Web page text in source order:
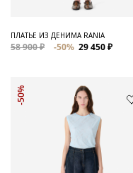
ПЛАТЬЕ ИЗ ДЕНИМА RANIA
58 900 ₽ -50% 29 450 ₽
-50%